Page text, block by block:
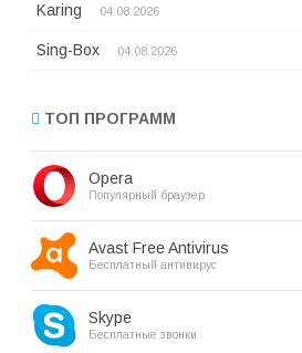
Karing 04.08.2026
Sing-Box 04.08.2026
ТОП ПРОГРАММ
Opera
Популярный браузер
Avast Free Antivirus
Бесплатный антивирус
Skype
Бесплатные звонки